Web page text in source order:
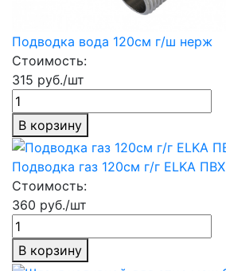
Подводка вода 120см г/ш нерж
Стоимость:
315 руб./шт
В корзину
Подводка газ 120см г/г ELKA ПВХ
Стоимость:
360 руб./шт
В корзину